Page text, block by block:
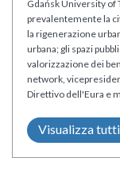
Gdańsk University of
prevalentemente la
la rigenerazione
urbana; gli spazi
valorizzazione dei
network,
Direttivo dell'Eura e
Visualizza